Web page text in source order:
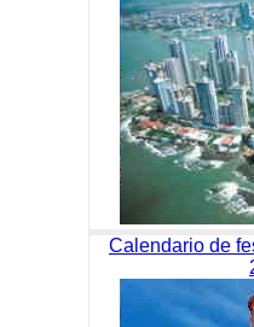
Calendario de